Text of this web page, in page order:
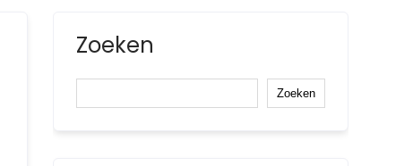
Zoeken
Zoeken